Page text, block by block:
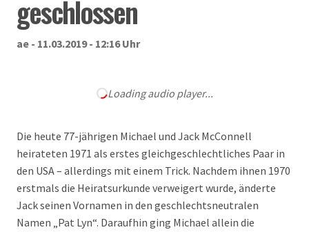
geschlossen
ae - 11.03.2019 - 12:16 Uhr
Loading audio player...
Die heute 77-jährigen Michael und Jack McConnell
heirateten 1971 als erstes gleichgeschlechtliches Paar in
den USA – allerdings mit einem Trick. Nachdem ihnen 1970
erstmals die Heiratsurkunde verweigert wurde, änderte
Jack seinen Vornamen in den geschlechtsneutralen
Namen „Pat Lyn“. Daraufhin ging Michael allein die